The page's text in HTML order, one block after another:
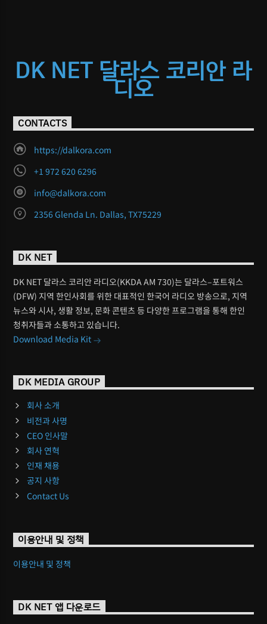
DK NET 달라스 코리안 라
디오
CONTACTS
https://dalkora.com
+1 972 620 6296
info@dalkora.com
2356 Glenda Ln. Dallas, TX75229
DK NET
DK NET 달라스 코리안 라디오(KKDA AM 730)는 달라스–포트워스
(DFW) 지역 한인사회를 위한 대표적인 한국어 라디오 방송으로, 지역
뉴스와 시사, 생활 정보, 문화 콘텐츠 등 다양한 프로그램을 통해 한인
청취자들과 소통하고 있습니다.
Download Media Kit
DK MEDIA GROUP
회사 소개
비전과 사명
CEO 인사말
회사 연혁
인재 채용
공지 사항
Contact Us
이용안내 및 정책
이용안내 및 정책
DK NET 앱 다운로드